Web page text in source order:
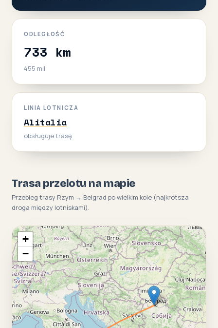
ODLEGŁOŚĆ
733 km
455 mil
LINIA LOTNICZA
Alitalia
obsługuje trasę
Trasa przelotu na mapie
Przebieg trasy Rzym → Belgrad po wielkim kole (najkrótsza
droga między lotniskami).
+
−